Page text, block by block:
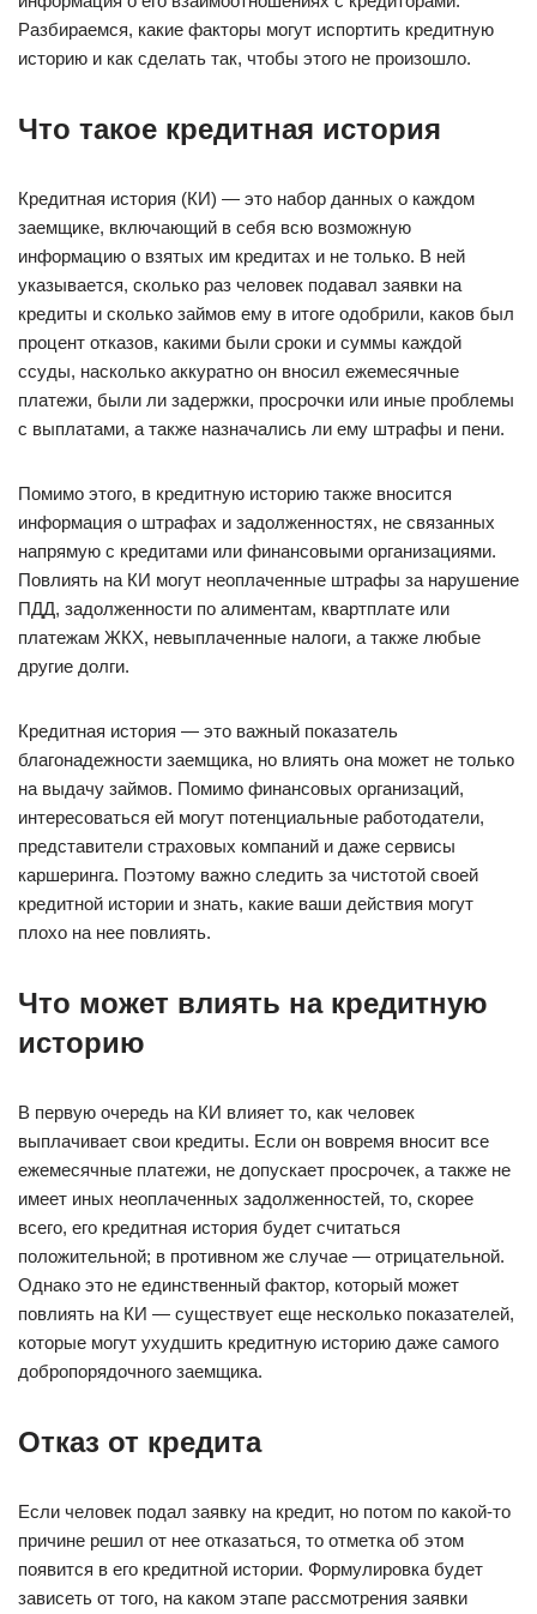
Разбираемся, какие факторы могут испортить кредитную
историю и как сделать так, чтобы этого не произошло.
Что такое кредитная история
Кредитная история (КИ) — это набор данных о каждом
заемщике, включающий в себя всю возможную
информацию о взятых им кредитах и не только. В ней
указывается, сколько раз человек подавал заявки на
кредиты и сколько займов ему в итоге одобрили, каков был
процент отказов, какими были сроки и суммы каждой
ссуды, насколько аккуратно он вносил ежемесячные
платежи, были ли задержки, просрочки или иные проблемы
с выплатами, а также назначались ли ему штрафы и пени.
Помимо этого, в кредитную историю также вносится
информация о штрафах и задолженностях, не связанных
напрямую с кредитами или финансовыми организациями.
Повлиять на КИ могут неоплаченные штрафы за нарушение
ПДД, задолженности по алиментам, квартплате или
платежам ЖКХ, невыплаченные налоги, а также любые
другие долги.
Кредитная история — это важный показатель
благонадежности заемщика, но влиять она может не только
на выдачу займов. Помимо финансовых организаций,
интересоваться ей могут потенциальные работодатели,
представители страховых компаний и даже сервисы
каршеринга. Поэтому важно следить за чистотой своей
кредитной истории и знать, какие ваши действия могут
плохо на нее повлиять.
Что может влиять на кредитную
историю
В первую очередь на КИ влияет то, как человек
выплачивает свои кредиты. Если он вовремя вносит все
ежемесячные платежи, не допускает просрочек, а также не
имеет иных неоплаченных задолженностей, то, скорее
всего, его кредитная история будет считаться
положительной; в противном же случае — отрицательной.
Однако это не единственный фактор, который может
повлиять на КИ — существует еще несколько показателей,
которые могут ухудшить кредитную историю даже самого
добропорядочного заемщика.
Отказ от кредита
Если человек подал заявку на кредит, но потом по какой-то
причине решил от нее отказаться, то отметка об этом
появится в его кредитной истории. Формулировка будет
зависеть от того, на каком этапе рассмотрения заявки